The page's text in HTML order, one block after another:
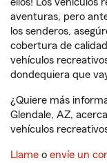
aventuras, pero
los senderos,
cobertura de
vehículos
dondequiera que
¿Quiere más
Glendale, AZ,
vehículos
Llame o envíe un